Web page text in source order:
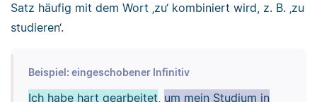
Satz häufig mit dem Wort ‚zu‘ kombiniert wird, z. B. ‚zu
studieren‘.
Beispiel: eingeschobener Infinitiv
Ich habe hart gearbeitet um mein Studium in